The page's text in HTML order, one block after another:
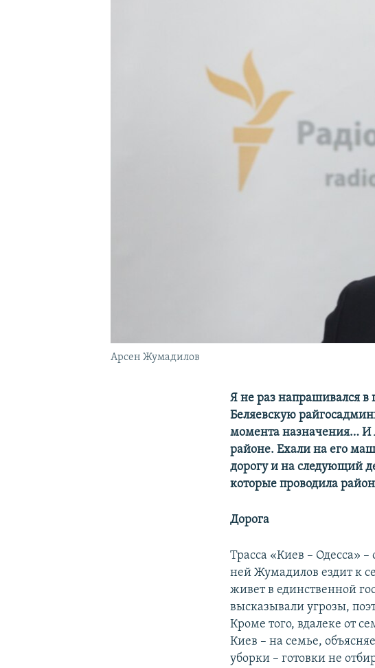
Арсен Жумадилов
Я не раз напрашивался в
Беляевскую
момента назначения… И
районе. Ехали на его
дорогу и на следующий
которые проводила
Дорога
Трасса «Киев – Одесса»
ней Жумадилов ездит к
живет в единственной
высказывали угрозы,
Кроме того, вдалеке от
Киев – на семье,
уборки – готовки не